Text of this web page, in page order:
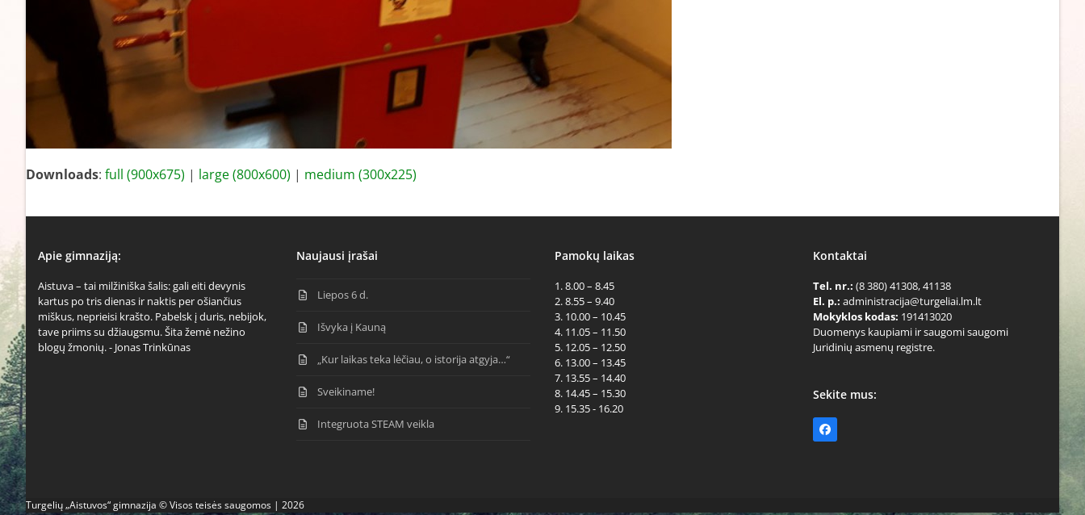
Downloads: full (900x675) | large (800x600) | medium (300x225)
Apie gimnaziją:
Aistuva – tai milžiniška šalis: gali eiti devynis
kartus po tris dienas ir naktis per ošiančius
miškus, neprieisi krašto. Pabelsk į duris, nebijok,
tave priims su džiaugsmu. Šita žemė nežino
blogų žmonių. - Jonas Trinkūnas
Naujausi įrašai
Liepos 6 d.
Išvyka į Kauną
„Kur laikas teka lėčiau, o istorija atgyja…“
Sveikiname!
Integruota STEAM veikla
Pamokų laikas
1. 8.00 – 8.45
2. 8.55 – 9.40
3. 10.00 – 10.45
4. 11.05 – 11.50
5. 12.05 – 12.50
6. 13.00 – 13.45
7. 13.55 – 14.40
8. 14.45 – 15.30
9. 15.35 - 16.20
Kontaktai
Tel. nr.: (8 380) 41308, 41138
El. p.: administracija@turgeliai.lm.lt
Mokyklos kodas: 191413020
Duomenys kaupiami ir saugomi saugomi
Juridinių asmenų registre.
Sekite mus:
Facebook
Turgelių „Aistuvos“ gimnazija © Visos teisės saugomos | 2026